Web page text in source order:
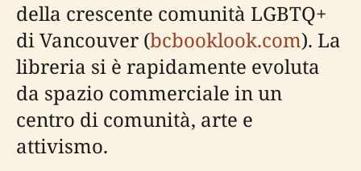
della crescente comunità LGBTQ+
di Vancouver (bcbooklook.com). La
libreria si è rapidamente evoluta
da spazio commerciale in un
centro di comunità, arte e
attivismo.